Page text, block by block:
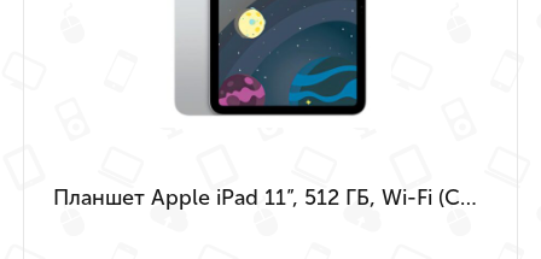
Планшет Apple iPad 11”, 512 ГБ, Wi-Fi (Серебристый | Silver) (A16 | 2025)